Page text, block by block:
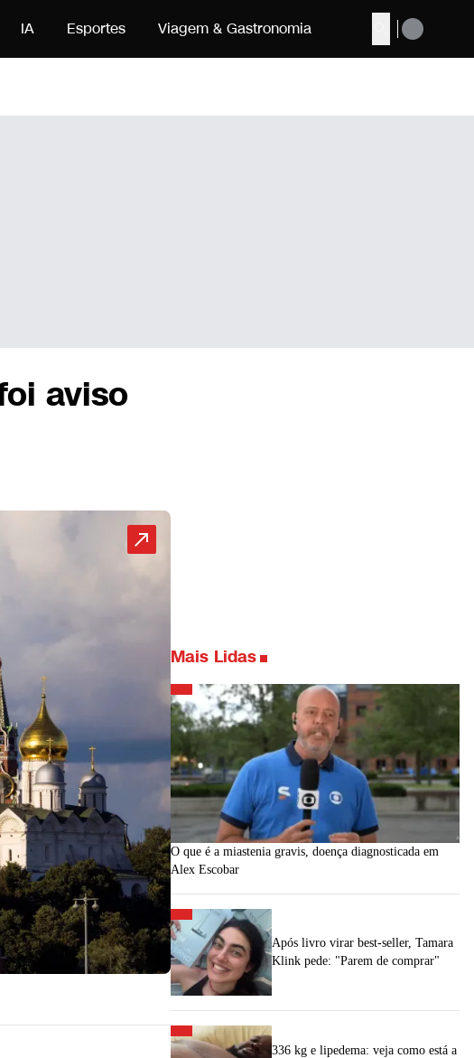
Buscar
IA Esportes Viagem & Gastronomia
aviso
Mais Lidas
O que é a miastenia gravis, doença diagnosticada em
Alex Escobar
Após livro virar best-seller, Tamara
Klink pede: "Parem de comprar"
336 kg e lipedema: veja como está a